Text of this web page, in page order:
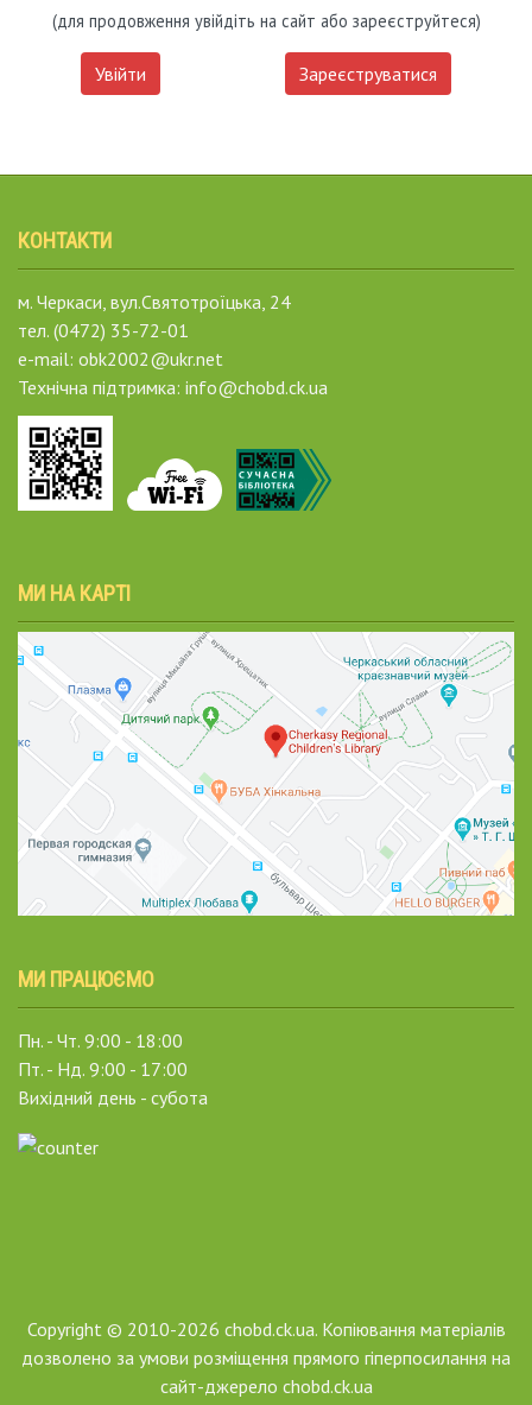
(для продовження увійдіть на сайт або зареєструйтеся)
Увійти Зареєструватися
КОНТАКТИ
м. Черкаси, вул.Святотроїцька, 24
тел. (0472) 35-72-01
e-mail: obk2002@ukr.net
Технічна підтримка: info@chobd.ck.ua
МИ НА КАРТІ
МИ ПРАЦЮЄМО
Пн. - Чт. 9:00 - 18:00
Пт. - Нд. 9:00 - 17:00
Вихідний день - субота
Copyright © 2010-2026 chobd.ck.ua. Копіювання матеріалів
дозволено за умови розміщення прямого гіперпосилання на
сайт-джерело chobd.ck.ua